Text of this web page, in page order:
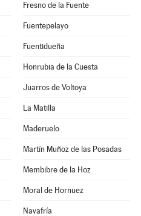
Fresno de la Fuente
Fuentepelayo
Fuentidueña
Honrubia de la Cuesta
Juarros de Voltoya
La Matilla
Maderuelo
Martín Muñoz de las Posadas
Membibre de la Hoz
Moral de Hornuez
Navafría